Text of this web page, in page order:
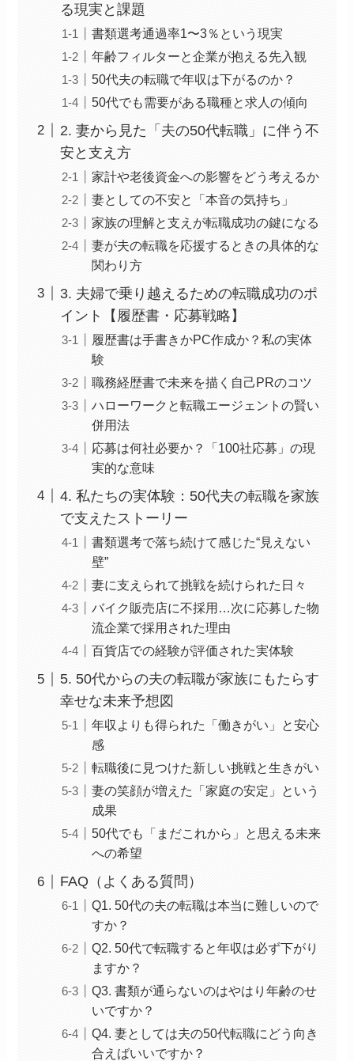
る現実と課題
書類選考通過率1〜3％という現実
年齢フィルターと企業が抱える先入観
50代夫の転職で年収は下がるのか？
50代でも需要がある職種と求人の傾向
2. 妻から見た「夫の50代転職」に伴う不
安と支え方
家計や老後資金への影響をどう考えるか
妻としての不安と「本音の気持ち」
家族の理解と支えが転職成功の鍵になる
妻が夫の転職を応援するときの具体的な
関わり方
3. 夫婦で乗り越えるための転職成功のポ
イント【履歴書・応募戦略】
履歴書は手書きかPC作成か？私の実体
験
職務経歴書で未来を描く自己PRのコツ
ハローワークと転職エージェントの賢い
併用法
応募は何社必要か？「100社応募」の現
実的な意味
4. 私たちの実体験：50代夫の転職を家族
で支えたストーリー
書類選考で落ち続けて感じた“見えない
壁”
妻に支えられて挑戦を続けられた日々
バイク販売店に不採用…次に応募した物
流企業で採用された理由
百貨店での経験が評価された実体験
5. 50代からの夫の転職が家族にもたらす
幸せな未来予想図
年収よりも得られた「働きがい」と安心
感
転職後に見つけた新しい挑戦と生きがい
妻の笑顔が増えた「家庭の安定」という
成果
50代でも「まだこれから」と思える未来
への希望
FAQ（よくある質問）
Q1. 50代の夫の転職は本当に難しいので
すか？
Q2. 50代で転職すると年収は必ず下がり
ますか？
Q3. 書類が通らないのはやはり年齢のせ
いですか？
Q4. 妻としては夫の50代転職にどう向き
合えばいいですか？